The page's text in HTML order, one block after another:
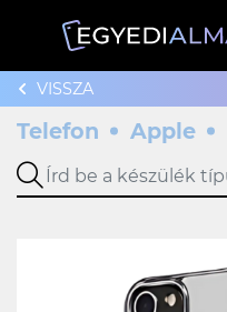
VISSZA
Telefon Apple